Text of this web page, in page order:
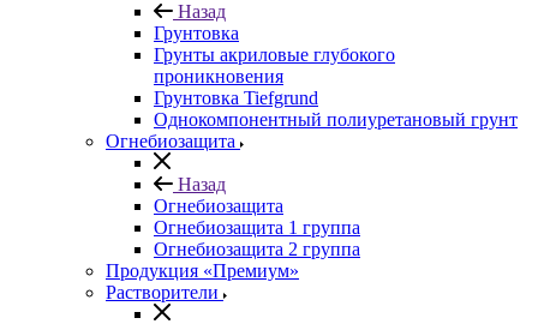
Назад
Грунтовка
Грунты акриловые глубокого
проникновения
Грунтовка Tiefgrund
Однокомпонентный полиуретановый грунт
Огнебиозащита
Назад
Огнебиозащита
Огнебиозащита 1 группа
Огнебиозащита 2 группа
Продукция «Премиум»
Растворители